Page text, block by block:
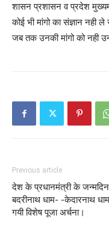
शासन प्रशासन व प्रदेश
कोई भी मांगो का संज्ञान नही
जब तक उनकी मांगो को नही
Previous article
देश के प्रधानमंत्री के
बदरीनाथ धाम- -केदारनाथ
गयी विशेष पूजा अर्चना।